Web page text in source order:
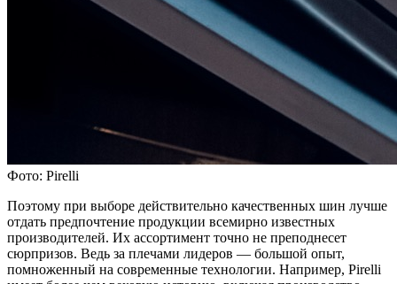
Фото: Pirelli
Поэтому при выборе действительно качественных шин лучше
отдать предпочтение продукции всемирно известных
производителей. Их ассортимент точно не преподнесет
сюрпризов. Ведь за плечами лидеров — большой опыт,
помноженный на современные технологии. Например, Pirelli